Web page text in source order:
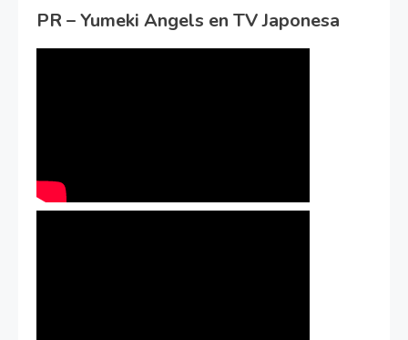
PR – Yumeki Angels en TV Japonesa